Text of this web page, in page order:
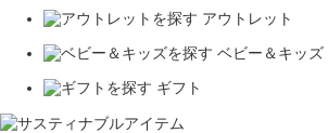
アウトレット
ベビー＆キッズ
ギフト